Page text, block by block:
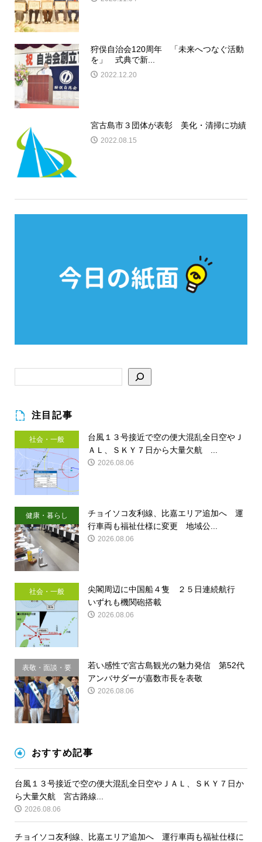
狩俣自治会120周年 「未来へつなぐ活動
を」 式典で新...
2022.12.20
宮古島市３団体が表彰 美化・清掃に功績
2022.08.15
注目記事
社会・一般
台風１３号接近で空の便大混乱全日空やＪ
ＡＬ、ＳＫＹ７日から大量欠航 ...
2026.08.06
健康・暮らし
チョイソコ友利線、比嘉エリア追加へ 運
行車両も福祉仕様に変更 地域公...
2026.08.06
社会・一般
尖閣周辺に中国船４隻 ２５日連続航行
いずれも機関砲搭載
2026.08.06
表敬・面談・要
請
若い感性で宮古島観光の魅力発信 第52代
アンバサダーが嘉数市長を表敬
2026.08.06
おすすめ記事
台風１３号接近で空の便大混乱全日空やＪＡＬ、ＳＫＹ７日か
ら大量欠航 宮古路線...
2026.08.06
チョイソコ友利線、比嘉エリア追加へ 運行車両も福祉仕様に